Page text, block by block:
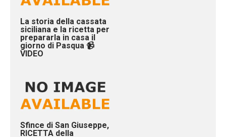
La storia della cassata
siciliana e la ricetta per
prepararla in casa il
giorno di Pasqua 📹
VIDEO
Sfince di San Giuseppe,
RICETTA della